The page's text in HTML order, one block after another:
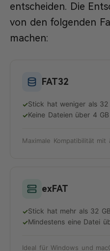
entscheiden. Die
von den folgenden
machen:
FAT32
✓Stick hat weniger als 32
✓Keine Dateien über 4 GB
Maximale Kompatibilität mit
exFAT
✓Stick hat mehr als 32
✓Mindestens eine Datei
Ideal für Windows und